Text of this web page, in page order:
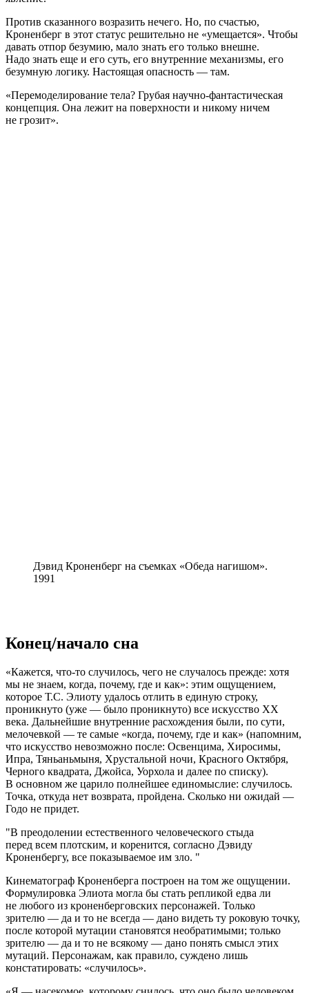
Против сказанного возразить нечего. Но, по счастью,
Кроненберг в этот статус решительно не «умещается». Чтобы
давать отпор безумию, мало знать его только внешне.
Надо знать еще и его суть, его внутренние механизмы, его
безумную логику. Настоящая опасность — там.
«Перемоделирование тела? Грубая научно-фантастическая
концепция. Она лежит на поверхности и никому ничем
не грозит».
Дэвид Кроненберг на съемках «Обеда нагишом».
1991
Конец/начало сна
«Кажется, что-то случилось, чего не случалось прежде: хотя
мы не знаем, когда, почему, где и как»: этим ощущением,
которое Т.С. Элиоту удалось отлить в единую строку,
проникнуто (уже — было проникнуто) все искусство XX
века. Дальнейшие внутренние расхождения были, по сути,
мелочевкой — те самые «когда, почему, где и как» (напомним,
что искусство невозможно после: Освенцима, Хиросимы,
Ипра, Тяньаньмыня, Хрустальной ночи, Красного Октября,
Черного квадрата, Джойса, Уорхола и далее по списку).
В основном же царило полнейшее единомыслие: случилось.
Точка, откуда нет возврата, пройдена. Сколько ни ожидай —
Годо не придет.
В преодолении естественного человеческого стыда
перед всем плотским, и коренится, согласно Дэвиду
Кроненбергу, все показываемое им зло.
Кинематограф Кроненберга построен на том же ощущении.
Формулировка Элиота могла бы стать репликой едва ли
не любого из кроненберговских персонажей. Только
зрителю — да и то не всегда — дано видеть ту роковую точку,
после которой мутации становятся необратимыми; только
зрителю — да и то не всякому — дано понять смысл этих
мутаций. Персонажам, как правило, суждено лишь
констатировать: «случилось».